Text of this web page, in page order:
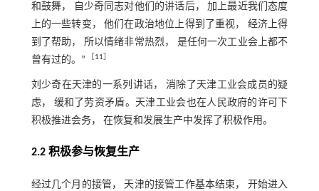
和鼓舞， 自少奇同志对他们的讲话后， 加上最近我们态度
上的一些转变， 他们在政治地位上得到了重视， 经济上得
到了帮助， 所以情绪非常热烈， 是任何一次工业会上都不
曾有过的。”
11
刘少奇在天津的一系列讲话， 消除了天津工业会成员的疑
虑， 缓和了劳资矛盾。天津工业会也在人民政府的许可下
积极推进会务， 在恢复和发展生产中发挥了积极作用。
2.2 积极参与恢复生产
经过几个月的接管， 天津的接管工作基本结束， 开始进入